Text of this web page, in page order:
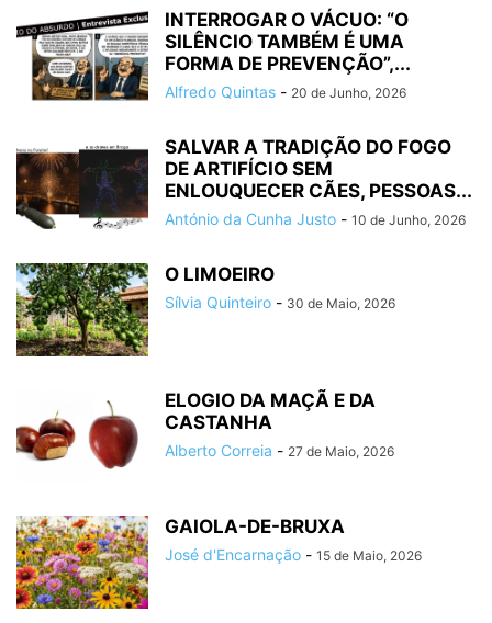
INTERROGAR O VÁCUO: “O
SILÊNCIO TAMBÉM É UMA
FORMA DE PREVENÇÃO”,...
Alfredo Quintas - 20 de Junho, 2026
SALVAR A TRADIÇÃO DO FOGO
DE ARTIFÍCIO SEM
ENLOUQUECER CÃES, PESSOAS...
António da Cunha Justo - 10 de Junho, 2026
O LIMOEIRO
Sílvia Quinteiro - 30 de Maio, 2026
ELOGIO DA MAÇÃ E DA
CASTANHA
Alberto Correia - 27 de Maio, 2026
GAIOLA-DE-BRUXA
José d'Encarnação - 15 de Maio, 2026